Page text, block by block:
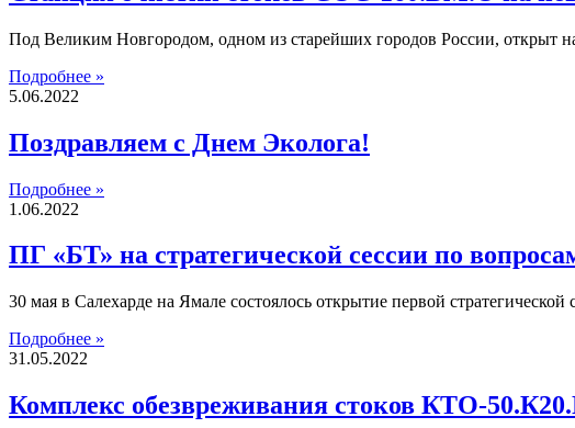
Под Великим Новгородом, одном из старейших городов России,
Подробнее »
5.06.2022
Поздравляем с Днем Эколога!
Подробнее »
1.06.2022
ПГ «БТ» на стратегической сессии по
30 мая в Салехарде на Ямале состоялось открытие первой
Подробнее »
31.05.2022
Комплекс обезвреживания стоков КТО-